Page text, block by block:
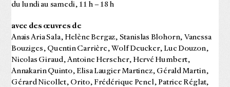
du lundi au samedi, 11 h – 18 h
avec des œuvres de
Anais Aria Sala, Helène Bergaz, Stanislas Blohorn, Vanessa
Bouziges, Quentin Carrière, Wolf Deucker, Luc Douzon,
Nicolas Giraud, Antoine Herscher, Hervé Humbert,
Annakarin Quinto, Elisa Laugier Martinez, Gérald Martin,
Gérard Nicollet, Orito, Frédérique Penel, Patrice Réglat,